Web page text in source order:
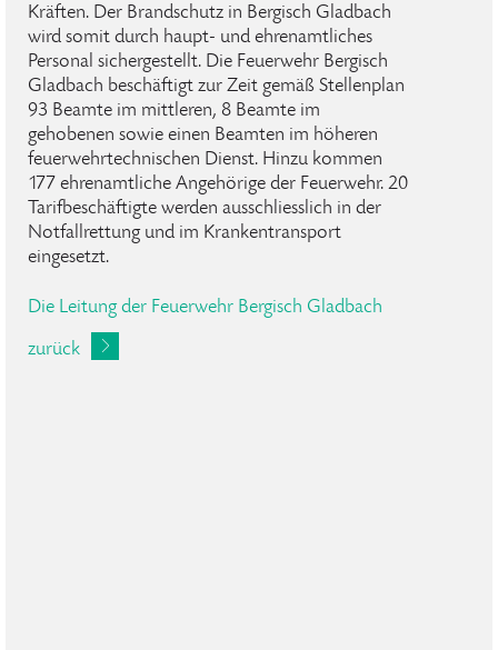
Kräften. Der Brandschutz in Bergisch Gladbach
wird somit durch haupt- und ehrenamtliches
Personal sichergestellt. Die Feuerwehr Bergisch
Gladbach beschäftigt zur Zeit gemäß Stellenplan
93 Beamte im mittleren, 8 Beamte im
gehobenen sowie einen Beamten im höheren
feuerwehrtechnischen Dienst. Hinzu kommen
177 ehrenamtliche Angehörige der Feuerwehr. 20
Tarifbeschäftigte werden ausschliesslich in der
Notfallrettung und im Krankentransport
eingesetzt.
Die Leitung der Feuerwehr Bergisch Gladbach
zurück